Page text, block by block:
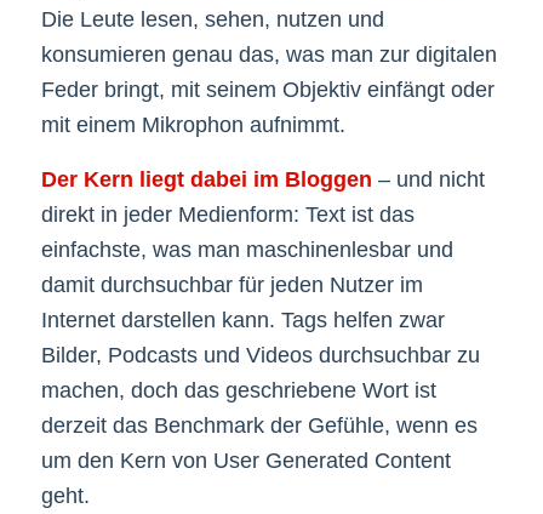
Die Leute lesen, sehen, nutzen und
konsumieren genau das, was man zur digitalen
Feder bringt, mit seinem Objektiv einfängt oder
mit einem Mikrophon aufnimmt.
Der Kern liegt dabei im Bloggen – und nicht
direkt in jeder Medienform: Text ist das
einfachste, was man maschinenlesbar und
damit durchsuchbar für jeden Nutzer im
Internet darstellen kann. Tags helfen zwar
Bilder, Podcasts und Videos durchsuchbar zu
machen, doch das geschriebene Wort ist
derzeit das Benchmark der Gefühle, wenn es
um den Kern von User Generated Content
geht.